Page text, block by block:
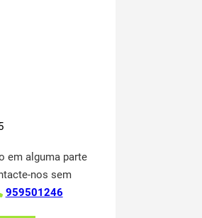
em alguma parte
nos sem
959501246